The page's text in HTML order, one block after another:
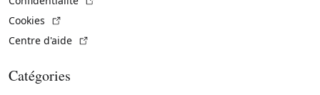
Cookies
Centre d'aide
Catégories